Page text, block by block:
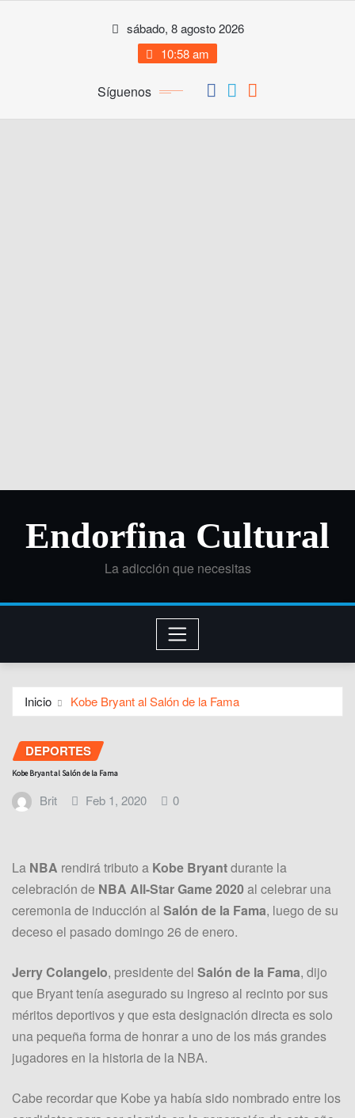
sábado, 8 agosto 2026
10:58 am
Síguenos
Endorfina Cultural
La adicción que necesitas
Inicio Kobe Bryant al Salón de la Fama
DEPORTES
Kobe Bryant al Salón de la Fama
Brit Feb 1, 2020 0
La NBA rendirá tributo a Kobe Bryantdurante la
celebración de NBA All-Star Game 2020al celebrar una
ceremonia de inducción al Salón de la Fama, luego de su
deceso el pasado domingo 26 de enero.
Jerry Colangelo, presidente del Salón de la Fama, dijo
que Bryant tenía asegurado su ingreso al recinto por sus
méritos deportivos y que esta designación directa es solo
una pequeña forma de honrar a uno de los más grandes
jugadores en la historia de la NBA.
Cabe recordar que Kobe ya había sido nombrado entre los